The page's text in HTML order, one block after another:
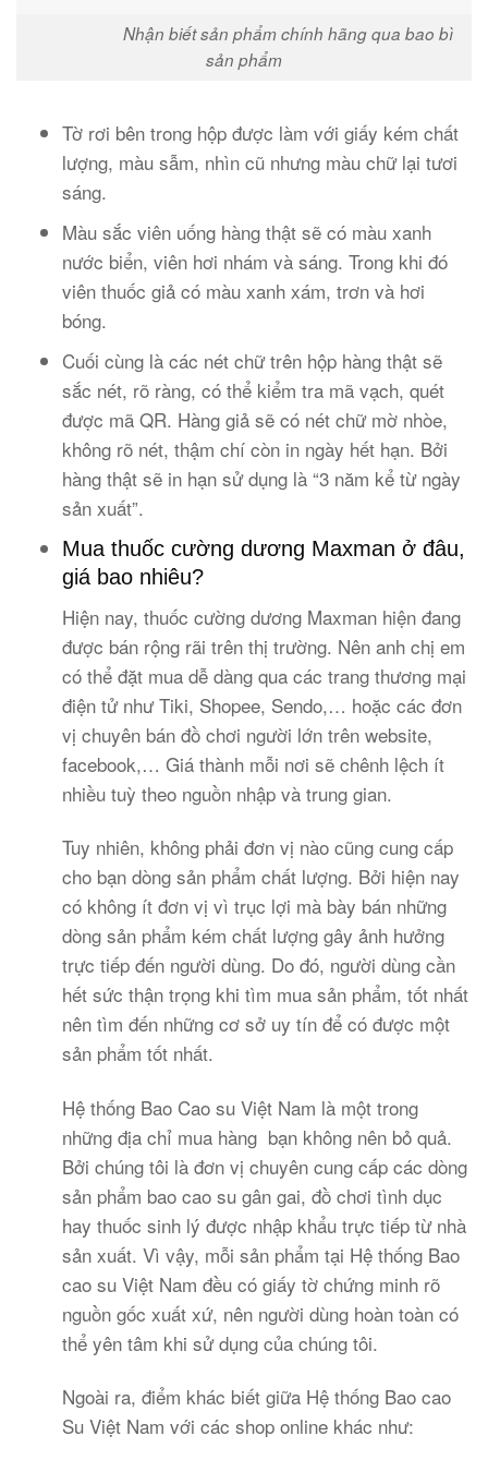
Nhận biết sản phẩm chính hãng qua bao bì
sản phẩm
Tờ rơi bên trong hộp được làm với giấy kém chất
lượng, màu sẫm, nhìn cũ nhưng màu chữ lại tươi
sáng.
Màu sắc viên uống hàng thật sẽ có màu xanh
nước biển, viên hơi nhám và sáng. Trong khi đó
viên thuốc giả có màu xanh xám, trơn và hơi
bóng.
Cuối cùng là các nét chữ trên hộp hàng thật sẽ
sắc nét, rõ ràng, có thể kiểm tra mã vạch, quét
được mã QR. Hàng giả sẽ có nét chữ mờ nhòe,
không rõ nét, thậm chí còn in ngày hết hạn. Bởi
hàng thật sẽ in hạn sử dụng là “3 năm kể từ ngày
sản xuất”.
Mua thuốc cường dương Maxman ở đâu,
giá bao nhiêu?
Hiện nay,thuốc cường dương Maxman hiện đang
được bán rộng rãi trên thị trường. Nên anh chị em
có thể đặt mua dễ dàng qua các trang thương mại
điện tử như Tiki, Shopee, Sendo,… hoặc các đơn
vị chuyên bán đồ chơi người lớn trên website,
facebook,… Giá thành mỗi nơi sẽ chênh lệch ít
nhiều tuỳ theo nguồn nhập và trung gian.
Tuy nhiên, không phải đơn vị nào cũng cung cấp
cho bạn dòng sản phẩm chất lượng. Bởi hiện nay
có không ít đơn vị vì trục lợi mà bày bán những
dòng sản phẩm kém chất lượng gây ảnh hưởng
trực tiếp đến người dùng. Do đó, người dùng cần
hết sức thận trọng khi tìm mua sản phẩm, tốt nhất
nên tìm đến những cơ sở uy tín để có được một
sản phẩm tốt nhất.
Hệ thống Bao Cao su Việt Nam là một trong
những địa chỉ mua hàng bạn không nên bỏ quả.
Bởi chúng tôi là đơn vị chuyên cung cấp các dòng
sản phẩm bao cao su gân gai, đồ chơi tình dục
hay thuốc sinh lý được nhập khẩu trực tiếp từ nhà
sản xuất. Vì vậy, mỗi sản phẩm tại Hệ thống Bao
cao su Việt Nam đều có giấy tờ chứng minh rõ
nguồn gốc xuất xứ, nên người dùng hoàn toàn có
thể yên tâm khi sử dụng của chúng tôi.
Ngoài ra, điểm khác biết giữa Hệ thống Bao cao
Su Việt Nam với các shop online khác như: